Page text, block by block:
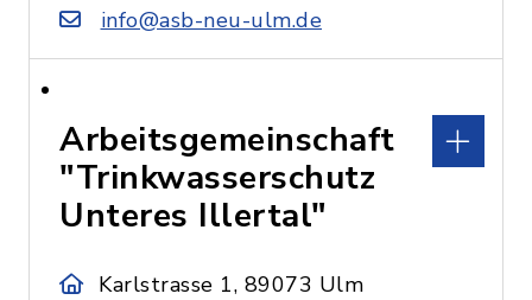
info@asb-neu-ulm.de
Arbeitsgemeinschaft
"Trinkwasserschutz
Unteres Illertal"
Karlstrasse 1, 89073 Ulm